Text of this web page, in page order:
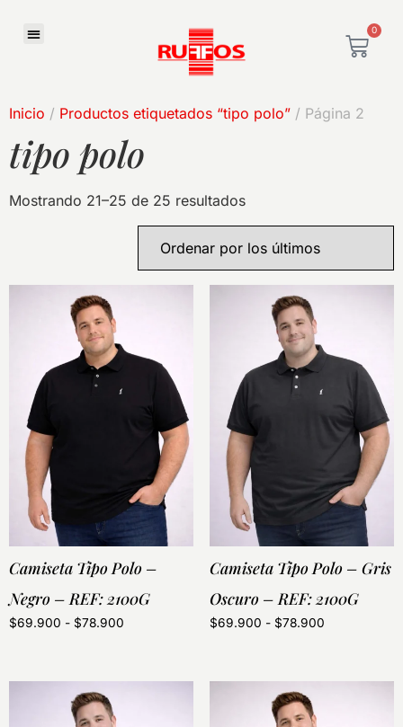
0
Inicio / Productos etiquetados “tipo polo” / Página 2
tipo polo
Mostrando 21–25 de 25 resultados
Camiseta Tipo Polo –
Negro – REF: 2100G
$69.900 - $78.900
Camiseta Tipo Polo – Gris
Oscuro – REF: 2100G
$69.900 - $78.900